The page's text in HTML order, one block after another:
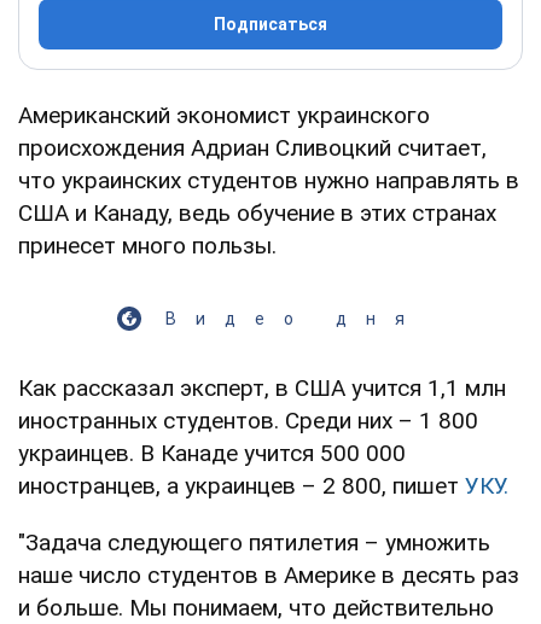
Подписаться
Американский экономист украинского
происхождения Адриан Сливоцкий считает,
что украинских студентов нужно направлять в
США и Канаду, ведь обучение в этих странах
принесет много пользы.
Видео дня
Как рассказал эксперт, в США учится 1,1 млн
иностранных студентов. Среди них – 1 800
украинцев. В Канаде учится 500 000
иностранцев, а украинцев – 2 800, пишет УКУ.
"Задача следующего пятилетия – умножить
наше число студентов в Америке в десять раз
и больше. Мы понимаем, что действительно